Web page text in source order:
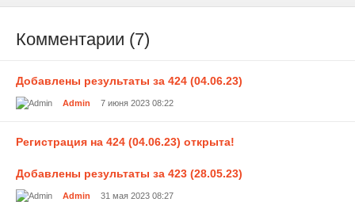
Комментарии (7)
Добавлены результаты за 424 (04.06.23)
Admin 7 июня 2023 08:22
Регистрация на 424 (04.06.23) открыта!
Добавлены результаты за 423 (28.05.23)
Admin 31 мая 2023 08:27